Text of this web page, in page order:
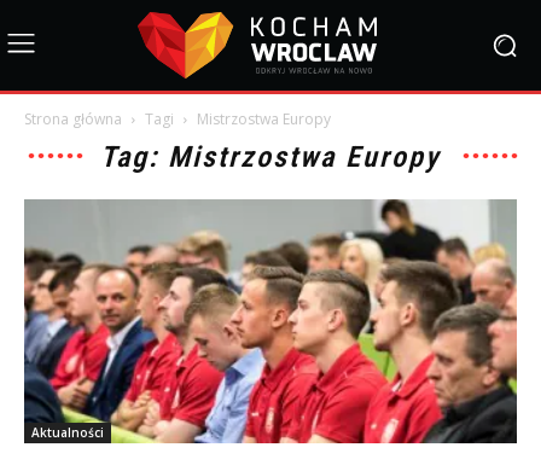
Strona główna Tagi Mistrzostwa Europy
Tag: Mistrzostwa Europy
Aktualności